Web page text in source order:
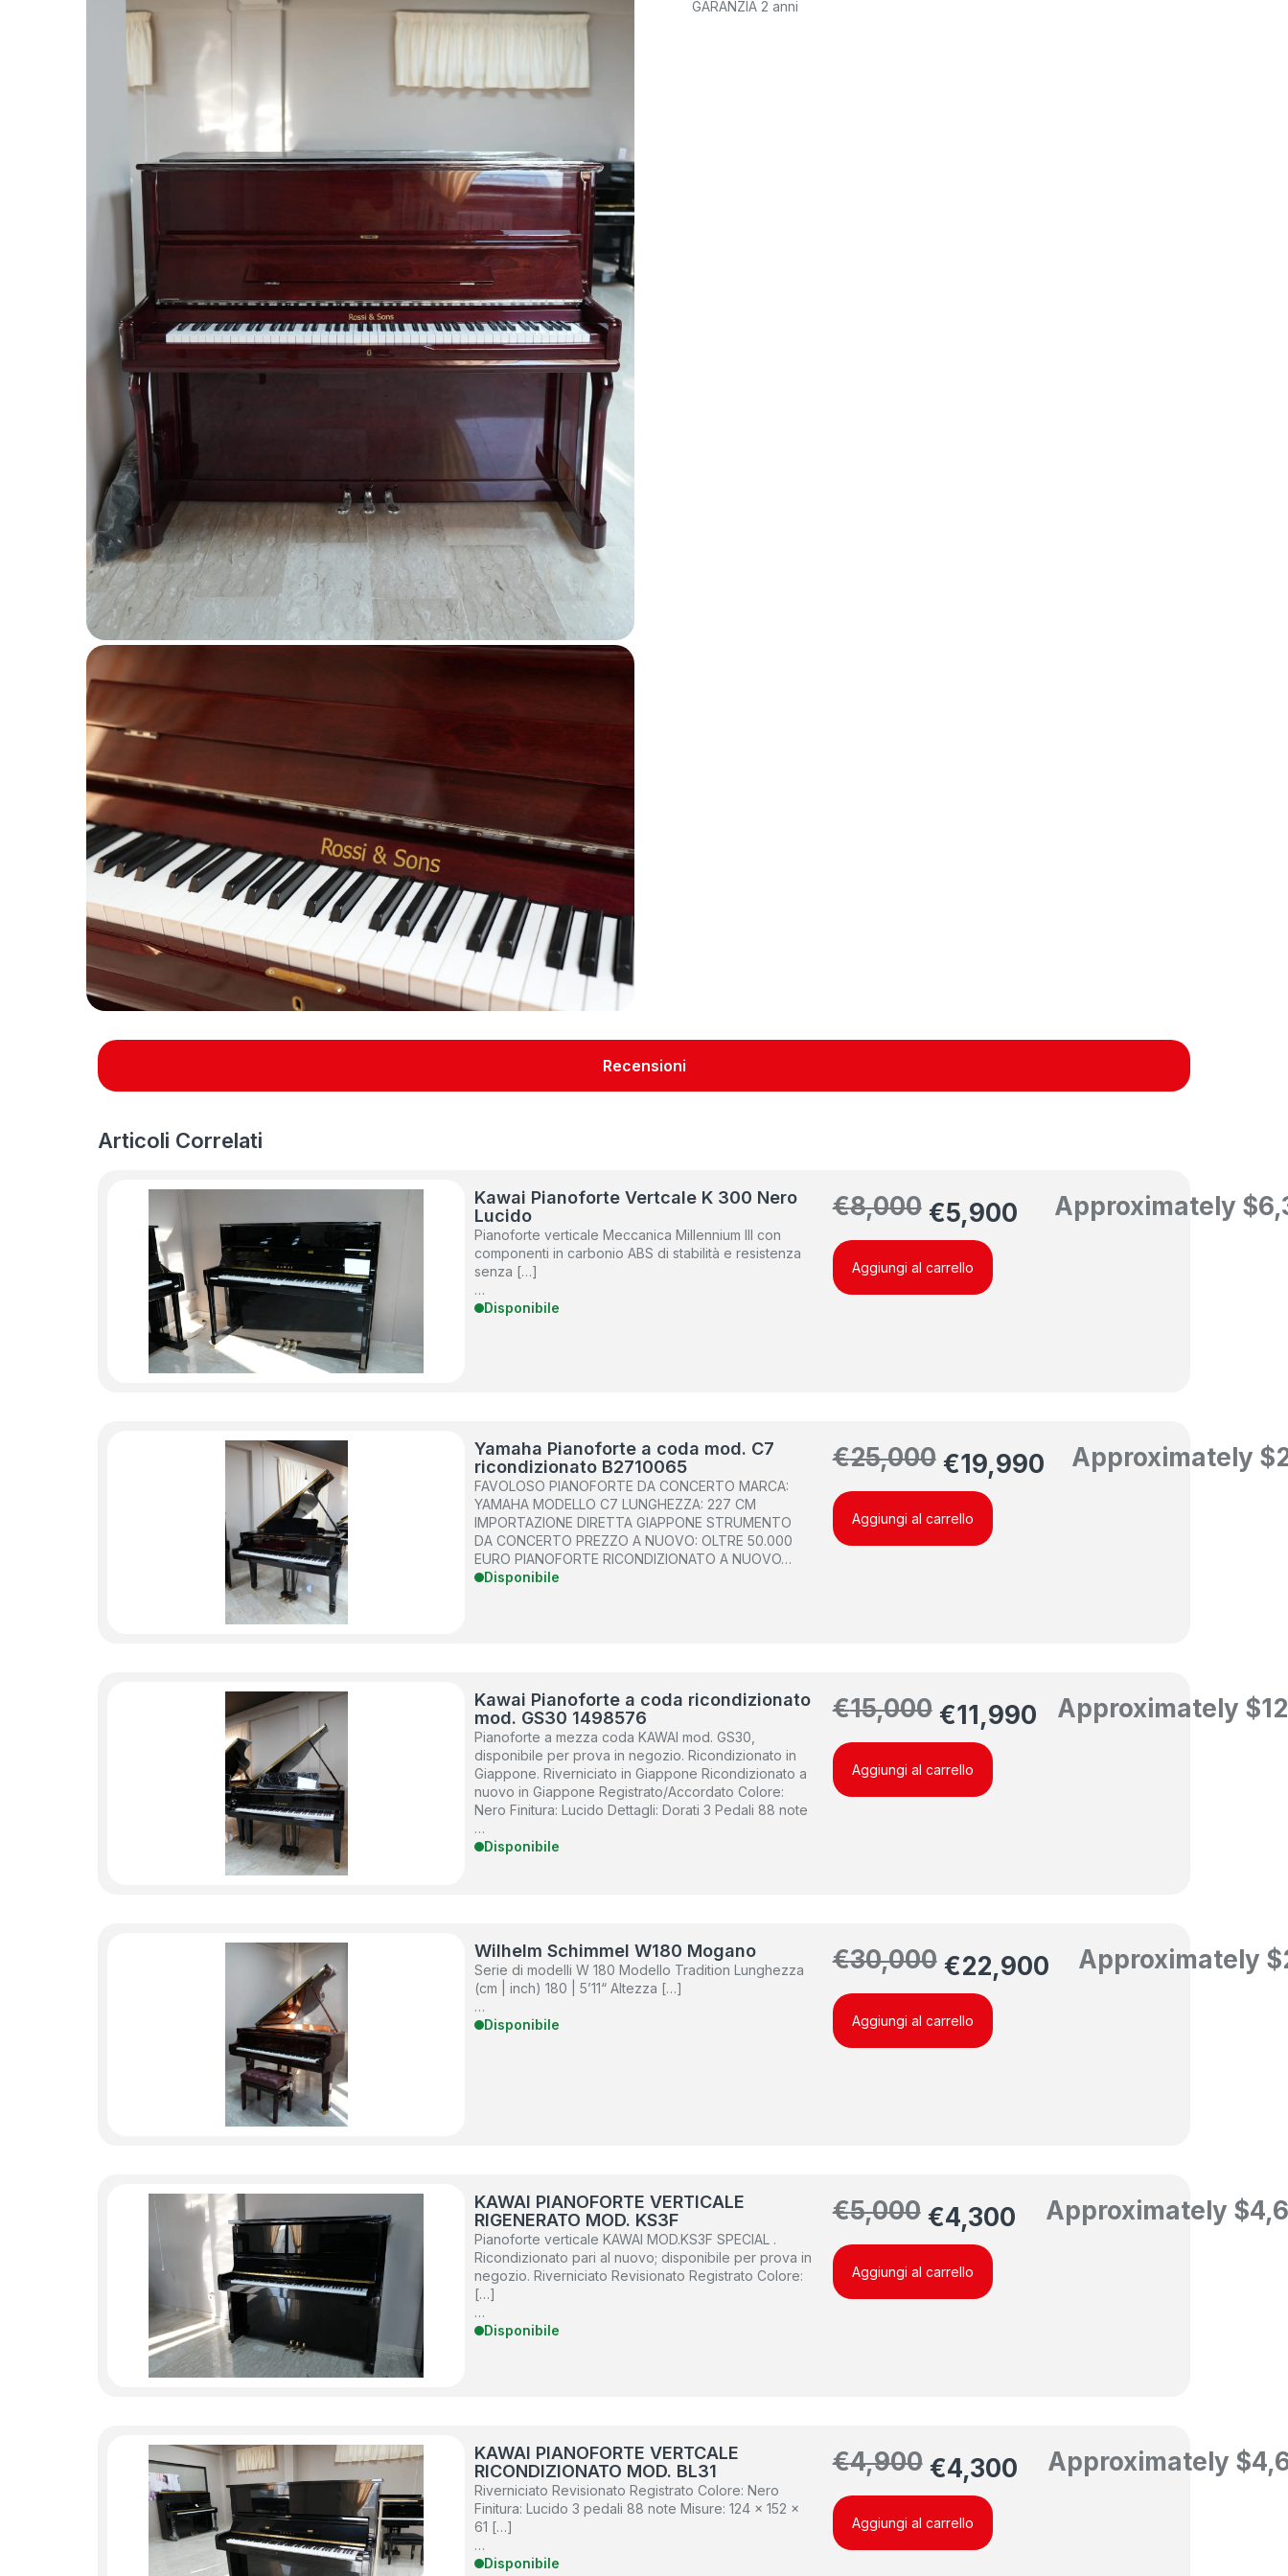
GARANZIA 2 anni
Recensioni
Articoli Correlati
Kawai Pianoforte Vertcale K 300 Nero
Lucido
Pianoforte verticale Meccanica Millennium III con
componenti in carbonio ABS di stabilità e resistenza
senza […]
…
Disponibile
€8,000 €5,900 Approximately $
Aggiungi al carrello
Yamaha Pianoforte a coda mod. C7
ricondizionato B2710065
FAVOLOSO PIANOFORTE DA CONCERTO MARCA:
YAMAHA MODELLO C7 LUNGHEZZA: 227 CM
IMPORTAZIONE DIRETTA GIAPPONE STRUMENTO
DA CONCERTO PREZZO A NUOVO: OLTRE 50.000
EURO PIANOFORTE RICONDIZIONATO A NUOVO…
Disponibile
€25,000 €19,990 Approximately $
Aggiungi al carrello
Kawai Pianoforte a coda ricondizionato
mod. GS30 1498576
Pianoforte a mezza coda KAWAI mod. GS30,
disponibile per prova in negozio. Ricondizionato in
Giappone. Riverniciato in Giappone Ricondizionato a
nuovo in Giappone Registrato/Accordato Colore:
Nero Finitura: Lucido Dettagli: Dorati 3 Pedali 88 note
…
Disponibile
€15,000 €11,990 Approximately $
Aggiungi al carrello
Wilhelm Schimmel W180 Mogano
Serie di modelli W 180 Modello Tradition Lunghezza
(cm | inch) 180 | 5’11“ Altezza […]
…
Disponibile
€30,000 €22,900 Approximately $
Aggiungi al carrello
KAWAI PIANOFORTE VERTICALE
RIGENERATO MOD. KS3F
Pianoforte verticale KAWAI MOD.KS3F SPECIAL .
Ricondizionato pari al nuovo; disponibile per prova in
negozio. Riverniciato Revisionato Registrato Colore:
[…]
…
Disponibile
€5,000 €4,300 Approximately $
Aggiungi al carrello
KAWAI PIANOFORTE VERTCALE
RICONDIZIONATO MOD. BL31
Riverniciato Revisionato Registrato Colore: Nero
Finitura: Lucido 3 pedali 88 note Misure: 124 x 152 x
61 […]
…
Disponibile
€4,900 €4,300 Approximately $
Aggiungi al carrello